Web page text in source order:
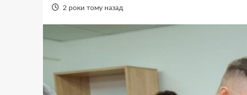
2 роки тому назад